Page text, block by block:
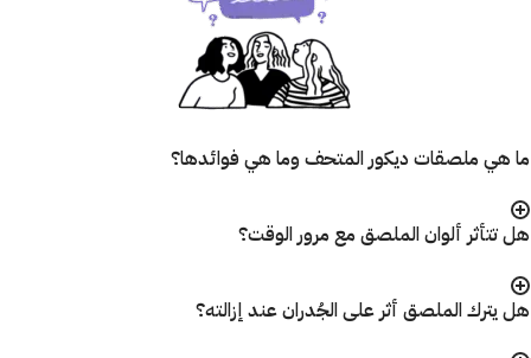
ما هي ملصقات ديكور المتحف وما هي فوائدها؟
هل تتأثر ألوان الملصق مع مرور الوقت؟
هل يترك الملصق أثر على الجُدران عند إزالته؟